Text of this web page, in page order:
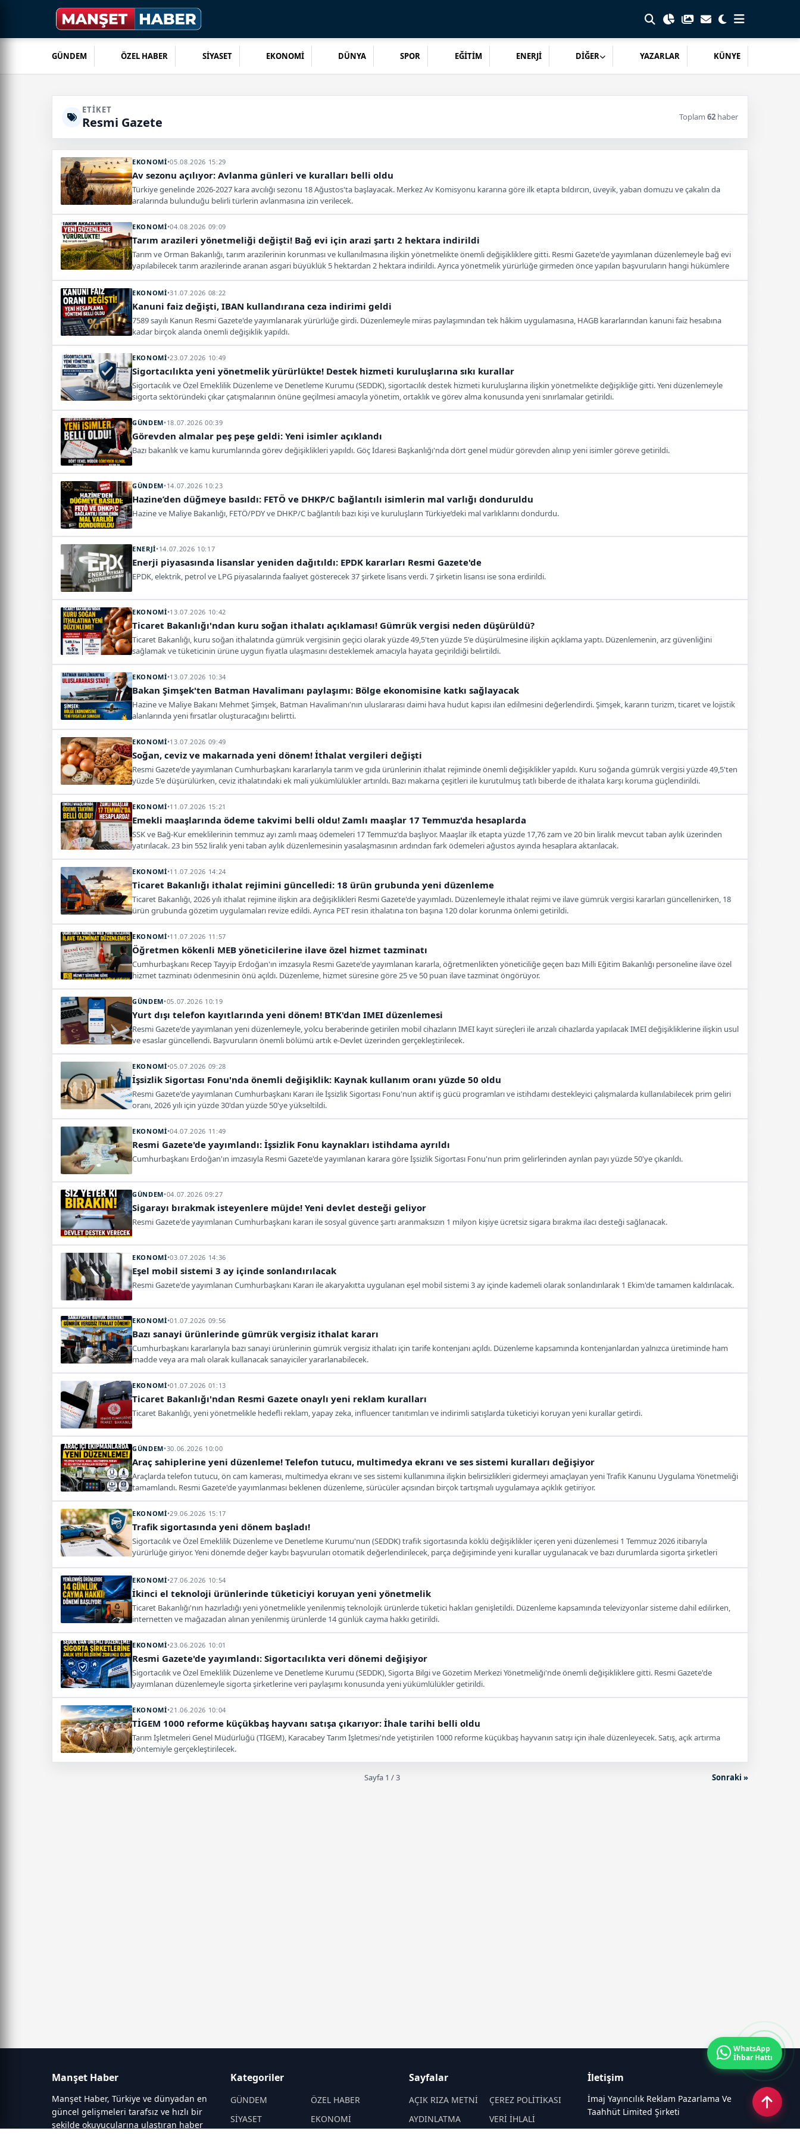
GÜNDEM ÖZEL HABER SİYASET EKONOMİ DÜNYA SPOR EĞİTİM ENERJİ DİĞER YAZARLAR KÜNYE
ETIKET
Resmi Gazete Toplam 62 haber
EKONOMİ•05.08.2026 15:29
Av sezonu açılıyor: Avlanma günleri ve kuralları belli oldu
Türkiye genelinde 2026-2027 kara avcılığı sezonu 18 Ağustos'ta başlayacak. Merkez Av Komisyonu kararına göre ilk etapta bıldırcın, üveyik, yaban domuzu ve çakalın da
aralarında bulunduğu belirli türlerin avlanmasına izin verilecek.
EKONOMİ•04.08.2026 09:09
Tarım arazileri yönetmeliği değişti! Bağ evi için arazi şartı 2 hektara indirildi
Tarım ve Orman Bakanlığı, tarım arazilerinin korunması ve kullanılmasına ilişkin yönetmelikte önemli değişikliklere gitti. Resmi Gazete'de yayımlanan düzenlemeyle bağ evi
yapılabilecek tarım arazilerinde aranan asgari büyüklük 5 hektardan 2 hektara indirildi. Ayrıca yönetmelik yürürlüğe girmeden önce yapılan başvuruların hangi hükümlere
EKONOMİ•31.07.2026 08:22
Kanuni faiz değişti, IBAN kullandırana ceza indirimi geldi
7589 sayılı Kanun Resmi Gazete'de yayımlanarak yürürlüğe girdi. Düzenlemeyle miras paylaşımından tek hâkim uygulamasına, HAGB kararlarından kanuni faiz hesabına
kadar birçok alanda önemli değişiklik yapıldı.
EKONOMİ•23.07.2026 10:49
Sigortacılıkta yeni yönetmelik yürürlükte! Destek hizmeti kuruluşlarına sıkı kurallar
Sigortacılık ve Özel Emeklilik Düzenleme ve Denetleme Kurumu (SEDDK), sigortacılık destek hizmeti kuruluşlarına ilişkin yönetmelikte değişikliğe gitti. Yeni düzenlemeyle
sigorta sektöründeki çıkar çatışmalarının önüne geçilmesi amacıyla yönetim, ortaklık ve görev alma konusunda yeni sınırlamalar getirildi.
GÜNDEM•18.07.2026 00:39
Görevden almalar peş peşe geldi: Yeni isimler açıklandı
Bazı bakanlık ve kamu kurumlarında görev değişiklikleri yapıldı. Göç İdaresi Başkanlığı'nda dört genel müdür görevden alınıp yeni isimler göreve getirildi.
GÜNDEM•14.07.2026 10:23
Hazine’den düğmeye basıldı: FETÖ ve DHKP/C bağlantılı isimlerin mal varlığı donduruldu
Hazine ve Maliye Bakanlığı, FETÖ/PDY ve DHKP/C bağlantılı bazı kişi ve kuruluşların Türkiye’deki mal varlıklarını dondurdu.
ENERJİ•14.07.2026 10:17
Enerji piyasasında lisanslar yeniden dağıtıldı: EPDK kararları Resmi Gazete'de
EPDK, elektrik, petrol ve LPG piyasalarında faaliyet gösterecek 37 şirkete lisans verdi. 7 şirketin lisansı ise sona erdirildi.
EKONOMİ•13.07.2026 10:42
Ticaret Bakanlığı'ndan kuru soğan ithalatı açıklaması! Gümrük vergisi neden düşürüldü?
Ticaret Bakanlığı, kuru soğan ithalatında gümrük vergisinin geçici olarak yüzde 49,5'ten yüzde 5'e düşürülmesine ilişkin açıklama yaptı. Düzenlemenin, arz güvenliğini
sağlamak ve tüketicinin ürüne uygun fiyatla ulaşmasını desteklemek amacıyla hayata geçirildiği belirtildi.
EKONOMİ•13.07.2026 10:34
Bakan Şimşek'ten Batman Havalimanı paylaşımı: Bölge ekonomisine katkı sağlayacak
Hazine ve Maliye Bakanı Mehmet Şimşek, Batman Havalimanı'nın uluslararası daimi hava hudut kapısı ilan edilmesini değerlendirdi. Şimşek, kararın turizm, ticaret ve lojistik
alanlarında yeni fırsatlar oluşturacağını belirtti.
EKONOMİ•13.07.2026 09:49
Soğan, ceviz ve makarnada yeni dönem! İthalat vergileri değişti
Resmi Gazete'de yayımlanan Cumhurbaşkanı kararlarıyla tarım ve gıda ürünlerinin ithalat rejiminde önemli değişiklikler yapıldı. Kuru soğanda gümrük vergisi yüzde 49,5'ten
yüzde 5'e düşürülürken, ceviz ithalatındaki ek mali yükümlülükler artırıldı. Bazı makarna çeşitleri ile kurutulmuş tatlı biberde de ithalata karşı koruma güçlendirildi.
EKONOMİ•11.07.2026 15:21
Emekli maaşlarında ödeme takvimi belli oldu! Zamlı maaşlar 17 Temmuz'da hesaplarda
SSK ve Bağ-Kur emeklilerinin temmuz ayı zamlı maaş ödemeleri 17 Temmuz'da başlıyor. Maaşlar ilk etapta yüzde 17,76 zam ve 20 bin liralık mevcut taban aylık üzerinden
yatırılacak. 23 bin 552 liralık yeni taban aylık düzenlemesinin yasalaşmasının ardından fark ödemeleri ağustos ayında hesaplara aktarılacak.
EKONOMİ•11.07.2026 14:24
Ticaret Bakanlığı ithalat rejimini güncelledi: 18 ürün grubunda yeni düzenleme
Ticaret Bakanlığı, 2026 yılı ithalat rejimine ilişkin ara değişiklikleri Resmi Gazete'de yayımladı. Düzenlemeyle ithalat rejimi ve ilave gümrük vergisi kararları güncellenirken, 18
ürün grubunda gözetim uygulamaları revize edildi. Ayrıca PET resin ithalatına ton başına 120 dolar korunma önlemi getirildi.
EKONOMİ•11.07.2026 11:57
Öğretmen kökenli MEB yöneticilerine ilave özel hizmet tazminatı
Cumhurbaşkanı Recep Tayyip Erdoğan'ın imzasıyla Resmi Gazete'de yayımlanan kararla, öğretmenlikten yöneticiliğe geçen bazı Milli Eğitim Bakanlığı personeline ilave özel
hizmet tazminatı ödenmesinin önü açıldı. Düzenleme, hizmet süresine göre 25 ve 50 puan ilave tazminat öngörüyor.
GÜNDEM•05.07.2026 10:19
Yurt dışı telefon kayıtlarında yeni dönem! BTK'dan IMEI düzenlemesi
Resmi Gazete'de yayımlanan yeni düzenlemeyle, yolcu beraberinde getirilen mobil cihazların IMEI kayıt süreçleri ile arızalı cihazlarda yapılacak IMEI değişikliklerine ilişkin usul
ve esaslar güncellendi. Başvuruların önemli bölümü artık e-Devlet üzerinden gerçekleştirilecek.
EKONOMİ•05.07.2026 09:28
İşsizlik Sigortası Fonu'nda önemli değişiklik: Kaynak kullanım oranı yüzde 50 oldu
Resmi Gazete'de yayımlanan Cumhurbaşkanı Kararı ile İşsizlik Sigortası Fonu'nun aktif iş gücü programları ve istihdamı destekleyici çalışmalarda kullanılabilecek prim geliri
oranı, 2026 yılı için yüzde 30'dan yüzde 50'ye yükseltildi.
EKONOMİ•04.07.2026 11:49
Resmi Gazete'de yayımlandı: İşsizlik Fonu kaynakları i̇stihdama ayrıldı
Cumhurbaşkanı Erdoğan'ın imzasıyla Resmi Gazete'de yayımlanan karara göre İşsizlik Sigortası Fonu'nun prim gelirlerinden ayrılan payı yüzde 50'ye çıkarıldı.
GÜNDEM•04.07.2026 09:27
Sigarayı bırakmak isteyenlere müjde! Yeni devlet desteği geliyor
Resmi Gazete'de yayımlanan Cumhurbaşkanı kararı ile sosyal güvence şartı aranmaksızın 1 milyon kişiye ücretsiz sigara bırakma ilacı desteği sağlanacak.
EKONOMİ•03.07.2026 14:36
Eşel mobil sistemi 3 ay içinde sonlandırılacak
Resmi Gazete'de yayımlanan Cumhurbaşkanı Kararı ile akaryakıtta uygulanan eşel mobil sistemi 3 ay içinde kademeli olarak sonlandırılarak 1 Ekim'de tamamen kaldırılacak.
EKONOMİ•01.07.2026 09:56
Bazı sanayi ürünlerinde gümrük vergisiz ithalat kararı
Cumhurbaşkanı kararlarıyla bazı sanayi ürünlerinin gümrük vergisiz ithalatı için tarife kontenjanı açıldı. Düzenleme kapsamında kontenjanlardan yalnızca üretiminde ham
madde veya ara malı olarak kullanacak sanayiciler yararlanabilecek.
EKONOMİ•01.07.2026 01:13
Ticaret Bakanlığı'ndan Resmi Gazete onaylı yeni reklam kuralları
Ticaret Bakanlığı, yeni yönetmelikle hedefli reklam, yapay zeka, influencer tanıtımları ve indirimli satışlarda tüketiciyi koruyan yeni kurallar getirdi.
GÜNDEM•30.06.2026 10:00
Araç sahiplerine yeni düzenleme! Telefon tutucu, multimedya ekranı ve ses sistemi kuralları değişiyor
Araçlarda telefon tutucu, ön cam kamerası, multimedya ekranı ve ses sistemi kullanımına ilişkin belirsizlikleri gidermeyi amaçlayan yeni Trafik Kanunu Uygulama Yönetmeliği
tamamlandı. Resmi Gazete'de yayımlanması beklenen düzenleme, sürücüler açısından birçok tartışmalı uygulamaya açıklık getiriyor.
EKONOMİ•29.06.2026 15:17
Trafik sigortasında yeni dönem başladı!
Sigortacılık ve Özel Emeklilik Düzenleme ve Denetleme Kurumu'nun (SEDDK) trafik sigortasında köklü değişiklikler içeren yeni düzenlemesi 1 Temmuz 2026 itibarıyla
yürürlüğe giriyor. Yeni dönemde değer kaybı başvuruları otomatik değerlendirilecek, parça değişiminde yeni kurallar uygulanacak ve bazı durumlarda sigorta şirketleri
EKONOMİ•27.06.2026 10:54
İkinci el teknoloji ürünlerinde tüketiciyi koruyan yeni yönetmelik
Ticaret Bakanlığı'nın hazırladığı yeni yönetmelikle yenilenmiş teknolojik ürünlerde tüketici hakları genişletildi. Düzenleme kapsamında televizyonlar sisteme dahil edilirken,
internetten ve mağazadan alınan yenilenmiş ürünlerde 14 günlük cayma hakkı getirildi.
EKONOMİ•23.06.2026 10:01
Resmi Gazete'de yayımlandı: Sigortacılıkta veri dönemi değişiyor
Sigortacılık ve Özel Emeklilik Düzenleme ve Denetleme Kurumu (SEDDK), Sigorta Bilgi ve Gözetim Merkezi Yönetmeliği'nde önemli değişikliklere gitti. Resmi Gazete'de
yayımlanan düzenlemeyle sigorta şirketlerine veri paylaşımı konusunda yeni yükümlülükler getirildi.
EKONOMİ•21.06.2026 10:04
TİGEM 1000 reforme küçükbaş hayvanı satışa çıkarıyor: İhale tarihi belli oldu
Tarım İşletmeleri Genel Müdürlüğü (TİGEM), Karacabey Tarım İşletmesi'nde yetiştirilen 1000 reforme küçükbaş hayvanın satışı için ihale düzenleyecek. Satış, açık artırma
yöntemiyle gerçekleştirilecek.
Sayfa 1 / 3 Sonraki »
Manşet Haber
Manşet Haber, Türkiye ve dünyadan en
güncel gelişmeleri tarafsız ve hızlı bir
şekilde okuyucularına ulaştıran haber
Kategoriler
GÜNDEM
ÖZEL HABER
SİYASET
EKONOMİ
Sayfalar
AÇIK RIZA METNİ
ÇEREZ POLİTİKASI
AYDINLATMA
VERİ İHLALİ
İletişim
İmaj Yayıncılık Reklam Pazarlama Ve
Taahhüt Limited Şirketi
WhatsApp
İhbar Hattı